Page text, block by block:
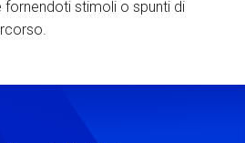
stimoli o spunti di